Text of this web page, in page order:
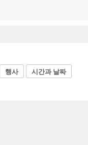
행사 시간과 날짜